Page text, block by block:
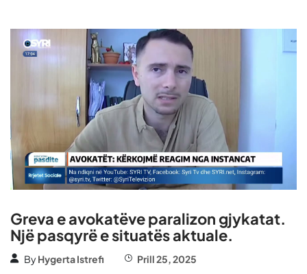
Greva e avokatëve paralizon gjykatat.
Një pasqyrë e situatës aktuale.
ByHygerta Istrefi Prill 25, 2025